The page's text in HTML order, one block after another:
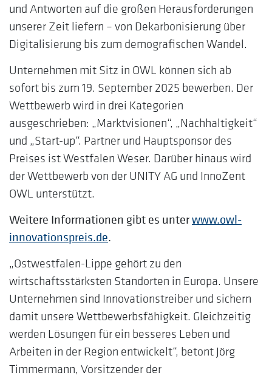
und Antworten auf die großen Herausforderungen
unserer Zeit liefern – von Dekarbonisierung über
Digitalisierung bis zum demografischen Wandel.
Unternehmen mit Sitz in OWL können sich ab
sofort bis zum 19. September 2025 bewerben. Der
Wettbewerb wird in drei Kategorien
ausgeschrieben: „Marktvisionen“, „Nachhaltigkeit“
und „Start-up“. Partner und Hauptsponsor des
Preises ist Westfalen Weser. Darüber hinaus wird
der Wettbewerb von der UNITY AG und InnoZent
OWL unterstützt.
Weitere Informationen gibt es unterwww.owl-
innovationspreis.de.
„Ostwestfalen-Lippe gehört zu den
wirtschaftsstärksten Standorten in Europa. Unsere
Unternehmen sind Innovationstreiber und sichern
damit unsere Wettbewerbsfähigkeit. Gleichzeitig
werden Lösungen für ein besseres Leben und
Arbeiten in der Region entwickelt“, betont Jörg
Timmermann, Vorsitzender der